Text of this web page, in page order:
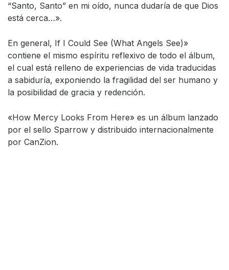
“Santo, Santo” en mi oído, nunca dudaría de que Dios
está cerca…».
En general, If I Could See (What Angels See)»
contiene el mismo espíritu reflexivo de todo el álbum,
el cual está relleno de experiencias de vida traducidas
a sabiduría, exponiendo la fragilidad del ser humano y
la posibilidad de gracia y redención.
«How Mercy Looks From Here» es un álbum lanzado
por el sello Sparrow y distribuido internacionalmente
por CanZion.